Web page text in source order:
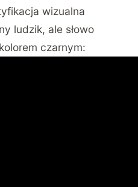
wizualna
ludzik, ale słowo
czarnym: